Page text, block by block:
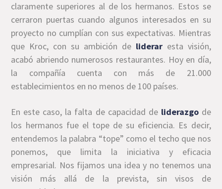
claramente superiores al de los hermanos. Estos se
cerraron puertas cuando algunos interesados en su
proyecto no cumplían con sus expectativas. Mientras
que Kroc, con su ambición de lideraresta visión,
acabó abriendo numerosos restaurantes. Hoy en día,
la compañía cuenta con más de 21.000
establecimientos en no menos de 100 países.
En este caso, la falta de capacidad de liderazgode
los hermanos fue el tope de su eficiencia. Es decir,
entendemos la palabra “tope” como el techo que nos
ponemos, que limita la iniciativa y eficacia
empresarial. Nos fijamos una idea y no tenemos una
visión más allá de la prevista, sin visos de